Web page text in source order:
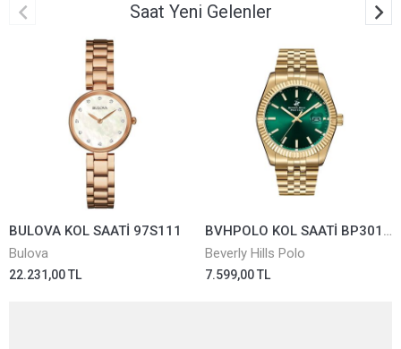
Saat Yeni Gelenler
BULOVA KOL SAATİ 97S111
Bulova
22.231,00 TL
BVHPOLO KOL SAATİ BP3018X.170
Beverly Hills Polo
7.599,00 TL